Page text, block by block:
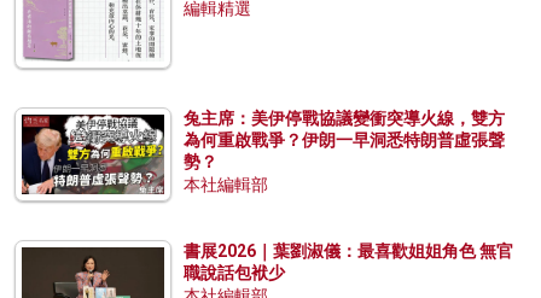
編輯精選
兔主席：美伊停戰協議變衝突導火線，雙方
為何重啟戰爭？伊朗一早洞悉特朗普虛張聲
勢？
本社編輯部
書展2026｜葉劉淑儀：最喜歡姐姐角色 無官
職說話包袱少